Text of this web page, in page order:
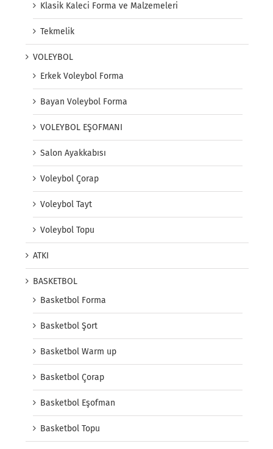
Klasik Kaleci Forma ve Malzemeleri
Tekmelik
VOLEYBOL
Erkek Voleybol Forma
Bayan Voleybol Forma
VOLEYBOL EŞOFMANI
Salon Ayakkabısı
Voleybol Çorap
Voleybol Tayt
Voleybol Topu
ATKI
BASKETBOL
Basketbol Forma
Basketbol Şort
Basketbol Warm up
Basketbol Çorap
Basketbol Eşofman
Basketbol Topu